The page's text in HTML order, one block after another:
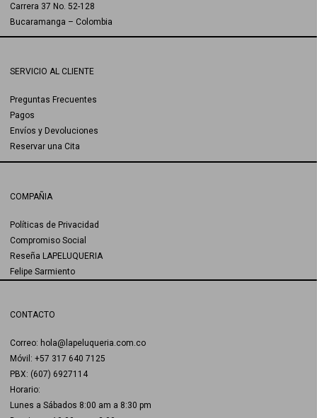
Carrera 37 No. 52-128
Bucaramanga – Colombia
SERVICIO AL CLIENTE
Preguntas Frecuentes
Pagos
Envíos y Devoluciones
Reservar una Cita
COMPAÑIA
Políticas de Privacidad
Compromiso Social
Reseña LAPELUQUERIA
Felipe Sarmiento
CONTACTO
Correo: hola@lapeluqueria.com.co
Móvil: +57 317 640 7125
PBX: (607) 6927114
Horario:
Lunes a Sábados 8:00 am a 8:30 pm